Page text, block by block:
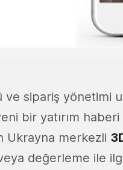
ve sipariş yönetimi
bir yatırım haberi
Ukrayna merkezli
veya değerleme ile